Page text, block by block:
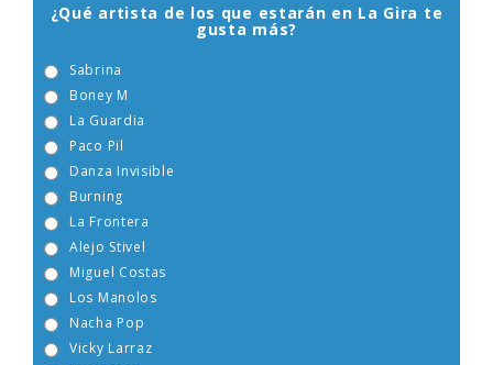
¿Qué artista de los que estarán en La Gira te
gusta más?
Sabrina
Boney M
La Guardia
Paco Pil
Danza Invisible
Burning
La Frontera
Alejo Stivel
Miguel Costas
Los Manolos
Nacha Pop
Vicky Larraz